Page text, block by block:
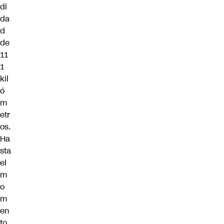
di
da
d
de
11
1
kil
ó
m
etr
os.
Ha
sta
el
m
o
m
en